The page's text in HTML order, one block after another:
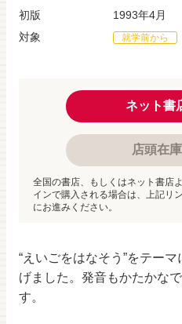
“えいごをはなそう”をテー
げました。発音もかたかな
す。
初版
1993年4月
対象
就学前から
ネット書
店頭在
全国の書店、もしくはネット書店
インで購入される場合は、上記リ
にお進みください。